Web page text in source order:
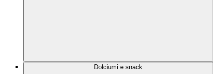
Dolciumi e snack